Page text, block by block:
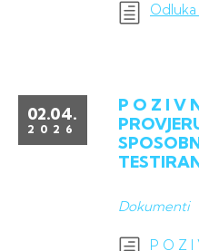
02.04.
2026
P O Z I V
Dokumenti
P O Z I